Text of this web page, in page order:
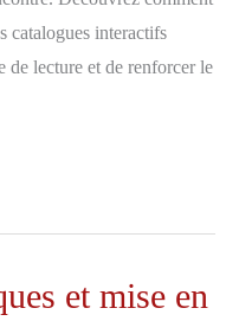
catalogues interactifs
de lecture et de renforcer le
et mise en